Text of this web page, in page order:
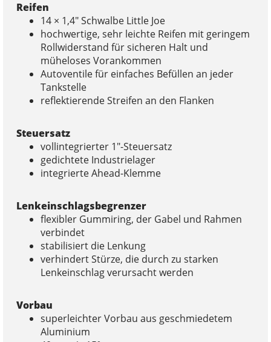
Reifen
14 × 1,4″ Schwalbe Little Joe
hochwertige, sehr leichte Reifen mit geringem
Rollwiderstand für sicheren Halt und
müheloses Vorankommen
Autoventile für einfaches Befüllen an jeder
Tankstelle
reflektierende Streifen an den Flanken
Steuersatz
vollintegrierter 1″-Steuersatz
gedichtete Industrielager
integrierte Ahead-Klemme
Lenkeinschlagsbegrenzer
flexibler Gummiring, der Gabel und Rahmen
verbindet
stabilisiert die Lenkung
verhindert Stürze, die durch zu starken
Lenkeinschlag verursacht werden
Vorbau
superleichter Vorbau aus geschmiedetem
Aluminium